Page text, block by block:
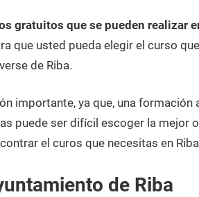
gratuitos que se pueden realizar
que usted pueda elegir el curso
de Riba.
importante, ya que, una
puede ser difícil escoger la mejor
el curos que necesitas en
de Riba